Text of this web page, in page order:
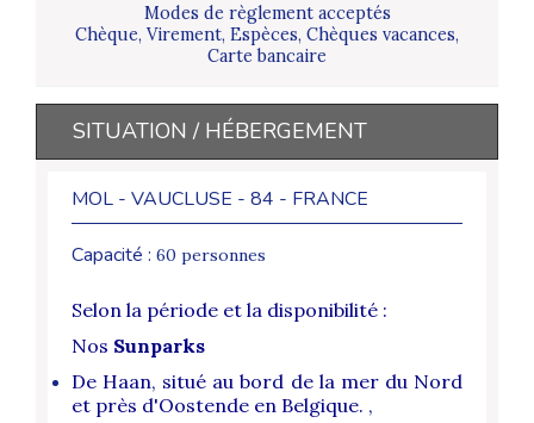
Modes de règlement acceptés
Chèque, Virement, Espèces, Chèques vacances,
Carte bancaire
SITUATION / HÉBERGEMENT
MOL - VAUCLUSE - 84 - FRANCE
Capacité : 60 personnes
Selon la période et la disponibilité :
Nos Sunparks
De Haan, situé au bord de la mer du Nord
et près d'Oostende en Belgique. ,